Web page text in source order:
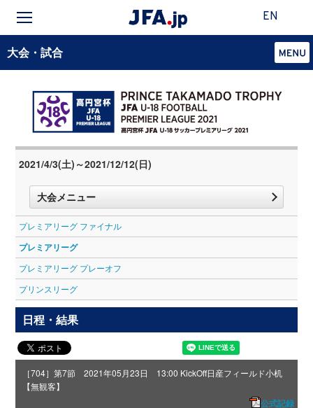
EN
大会・試合
2021/4/3(土)～2021/12/12(日)
大会メニュー
プレミアリーグ ファイナル
プレミアリーグ
プレミアリーグ プレーオフ
プリンスリーグ
日程・結果
［704］第7節 2021年05月23日 13:00 KickOff日産フィールド小机
【無観客】
公式記録